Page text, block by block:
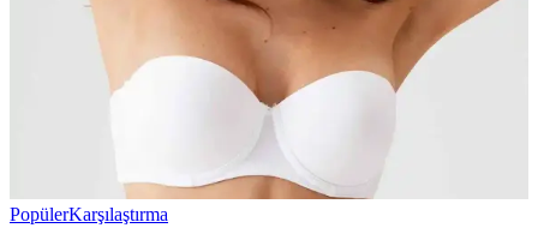
PopülerKarşılaştırma